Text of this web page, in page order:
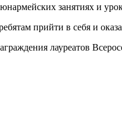
занятиях и
прийти в себя и
лауреатов